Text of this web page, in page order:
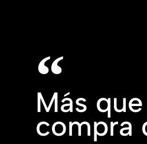
Más
compra